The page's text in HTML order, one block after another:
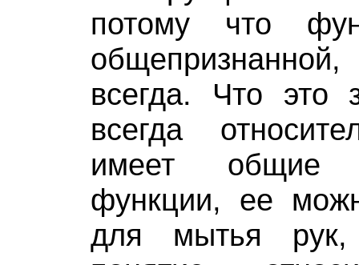
потому что
всегда. Что это
всегда
имеет общие
функции, ее
для мытья